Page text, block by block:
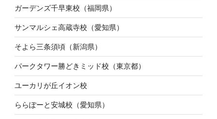
ガーデンズ千早東校（福岡県）
サンマルシェ高蔵寺校（愛知県）
そよら三条須頃（新潟県）
パークタワー勝どきミッド校（東京都）
ユーカリが丘イオン校
ららぽーと安城校（愛知県）